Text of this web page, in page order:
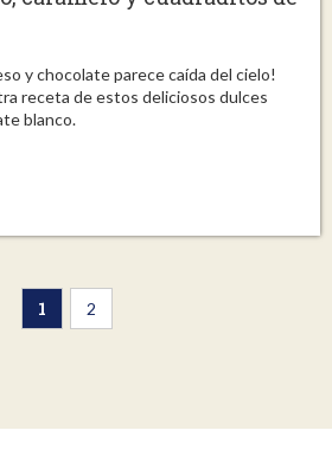
y chocolate parece caída del cielo!
receta de estos deliciosos dulces
blanco.
1 2